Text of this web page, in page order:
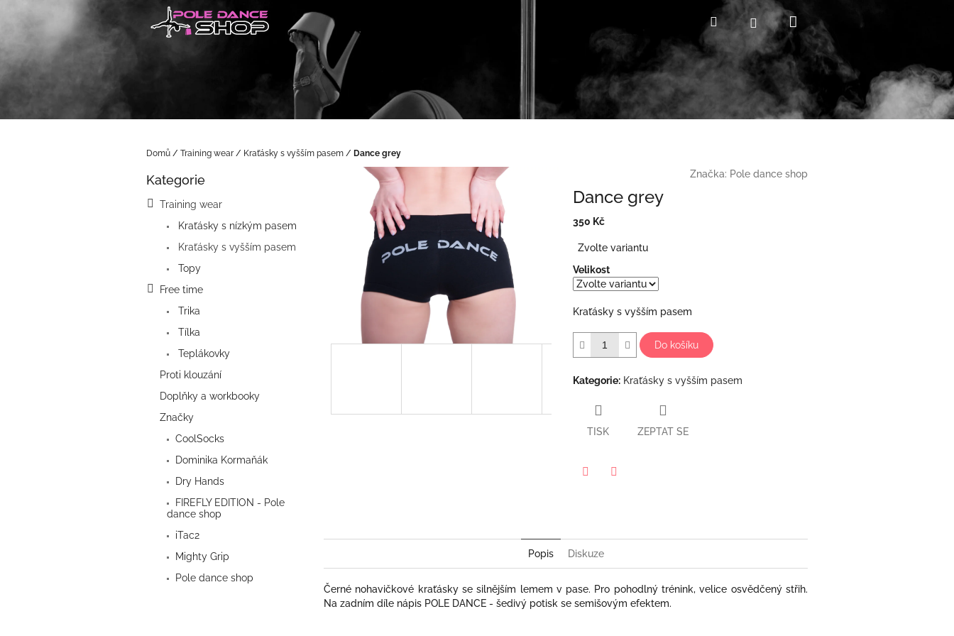
HledatPřihlášeníNákupní
košík
Domů / Training wear / Kraťásky s vyšším pasem / Dance grey
Přeskočit
Kategorie
Training wear
Kraťásky s nízkým pasem
Kraťásky s vyšším pasem
Topy
Free time
Trika
Tílka
Teplákovky
Proti klouzání
Doplňky a workbooky
Značky
CoolSocks
Dominika Kormaňák
Dry Hands
FIREFLY EDITION - Pole
dance shop
iTac2
Mighty Grip
Pole dance shop
Značka: Pole dance shop
Dance grey
350 Kč
cena:
Zvolte variantu
Velikost
Kraťásky s vyšším pasem
Do košíku
Kategorie: Kraťásky s vyšším pasem
TISK ZEPTAT SE
Popis Diskuze
Černé nohavičkové kraťásky se silnějším lemem v pase. Pro pohodlný trénink, velice osvědčený střih.
Na zadním díle nápis POLE DANCE - šedivý potisk se semišovým efektem.